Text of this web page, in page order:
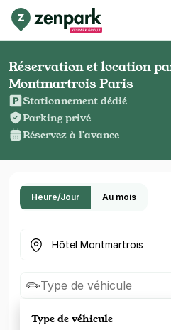
Réservation et location
Montmartrois Paris
Stationnement dédié
Parking privé
Réservez à l'avance
Heure/Jour Au mois
Où cherchez-vous un
Type de véhicule
Type de véhicule